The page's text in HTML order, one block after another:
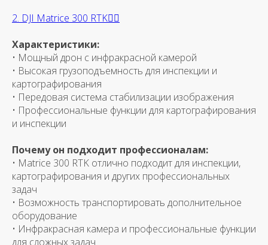
2. DJI Matrice 300 RTK👷‍♂️
Характеристики:
• Мощный дрон с инфракрасной камерой
• Высокая грузоподъемность для инспекции и
картографирования
• Передовая система стабилизации изображения
• Профессиональные функции для картографирования
и инспекции
Почему он подходит профессионалам:
• Matrice 300 RTK отлично подходит для инспекции,
картографирования и других профессиональных
задач
• Возможность транспортировать дополнительное
оборудование
• Инфракрасная камера и профессиональные функции
для сложных задач